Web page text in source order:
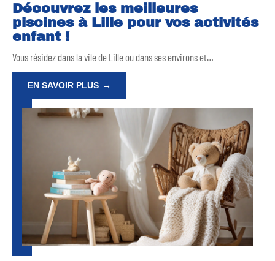
Découvrez les meilleures
piscines à Lille pour vos activités
enfant !
Vous résidez dans la vile de Lille ou dans ses environs et…
EN SAVOIR PLUS